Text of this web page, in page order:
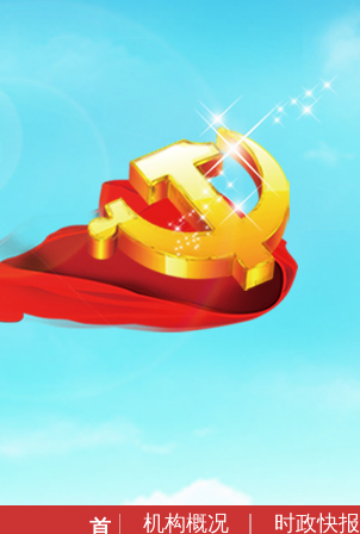
首 机构概况 时政快报